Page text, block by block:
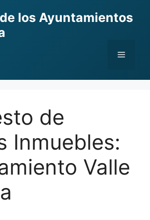
los Ayuntamientos
Menu
de
Inmuebles:
Valle